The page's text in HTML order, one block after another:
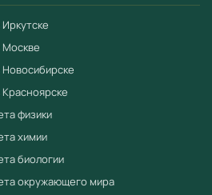
физики
химии
биологии
окружающего мира